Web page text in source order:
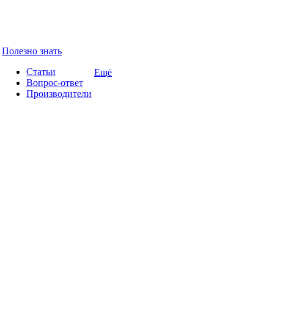
Полезно знать
Статьи
Вопрос-ответ
Производители
Ещё